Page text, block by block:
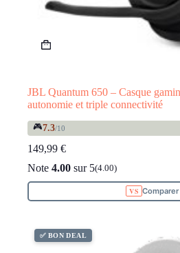
JBL Quantum 650 – Casque
autonomie et triple connectivité
🎮7.3/10
149,99 €
Note 4.00 sur 5(4.00)
Comparer
✅ BON DEAL